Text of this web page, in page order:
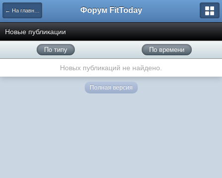
← На главную Форум FitToday
Новые публикации
По типу По времени
Новых публикаций не найдено.
Полная версия